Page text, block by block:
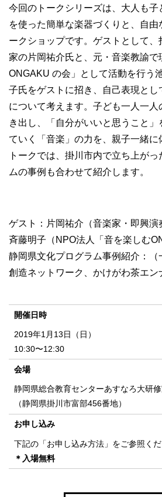
今回のトークシリーズは、大人も子
を使った簡単な楽器づくりと、自由
ークショップです。ゲストとして
家の片岡祐介氏と、元・音楽教諭で
ONGAKU の会」として活動を行う
子氏をゲストに招き、自己表現とし
について考えます。子ども一人一人
き出し、「自分がいいと思うこと」
ていく「音楽」の力を、親子一緒に
トークでは、掛川市内で立ち上が
ムの事例も合わせて紹介します。
ゲスト：片岡祐介（音楽家・即興演
斉藤明子（NPO法人「音を楽しむ
静岡県文化プログラム事例紹介：（
創造ネットワーク、かけがわ茶エン
開催日時
2019年1月13日（日）
10:30〜12:30
会場
静岡県総合教育センターあすなろ大研
（静岡県掛川市富部456番地）
お申し込み
下記の「お申し込み方法」をご参照くだ
＊入場無料